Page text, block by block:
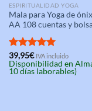
ESPIRITUALIDAD YOGA
Mala para Yoga de
AA 108 cuentas y
Valorado
con5.00
de 5
39,95€ IVA incluido
Disponibilidad en
10 días laborables)